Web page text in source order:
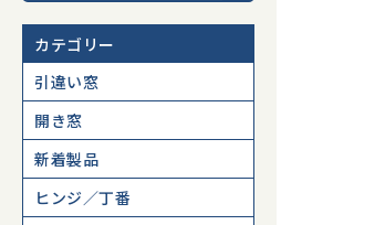
カテゴリー
引違い窓
開き窓
新着製品
ヒンジ／丁番